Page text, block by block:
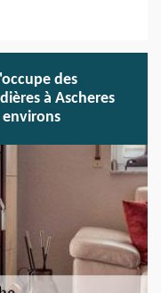
des
à Ascheres
environs